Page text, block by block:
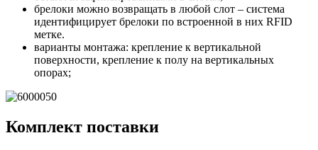
брелоки можно возвращать в любой слот – система
идентифицирует брелоки по встроенной в них RFID
метке.
варианты монтажа: крепление к вертикальной
поверхности, крепление к полу на вертикальных
опорах;
Комплект поставки